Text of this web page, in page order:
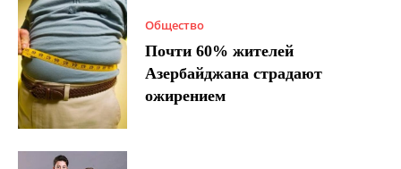
Общество
Почти 60% жителей
Азербайджана страдают
ожирением